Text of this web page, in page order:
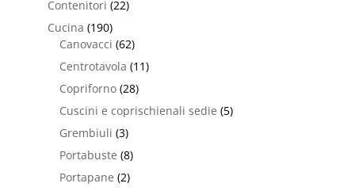
Contenitori (22)
Cucina (190)
Canovacci (62)
Centrotavola (11)
Copriforno (28)
Cuscini e coprischienali sedie (5)
Grembiuli (3)
Portabuste (8)
Portapane (2)